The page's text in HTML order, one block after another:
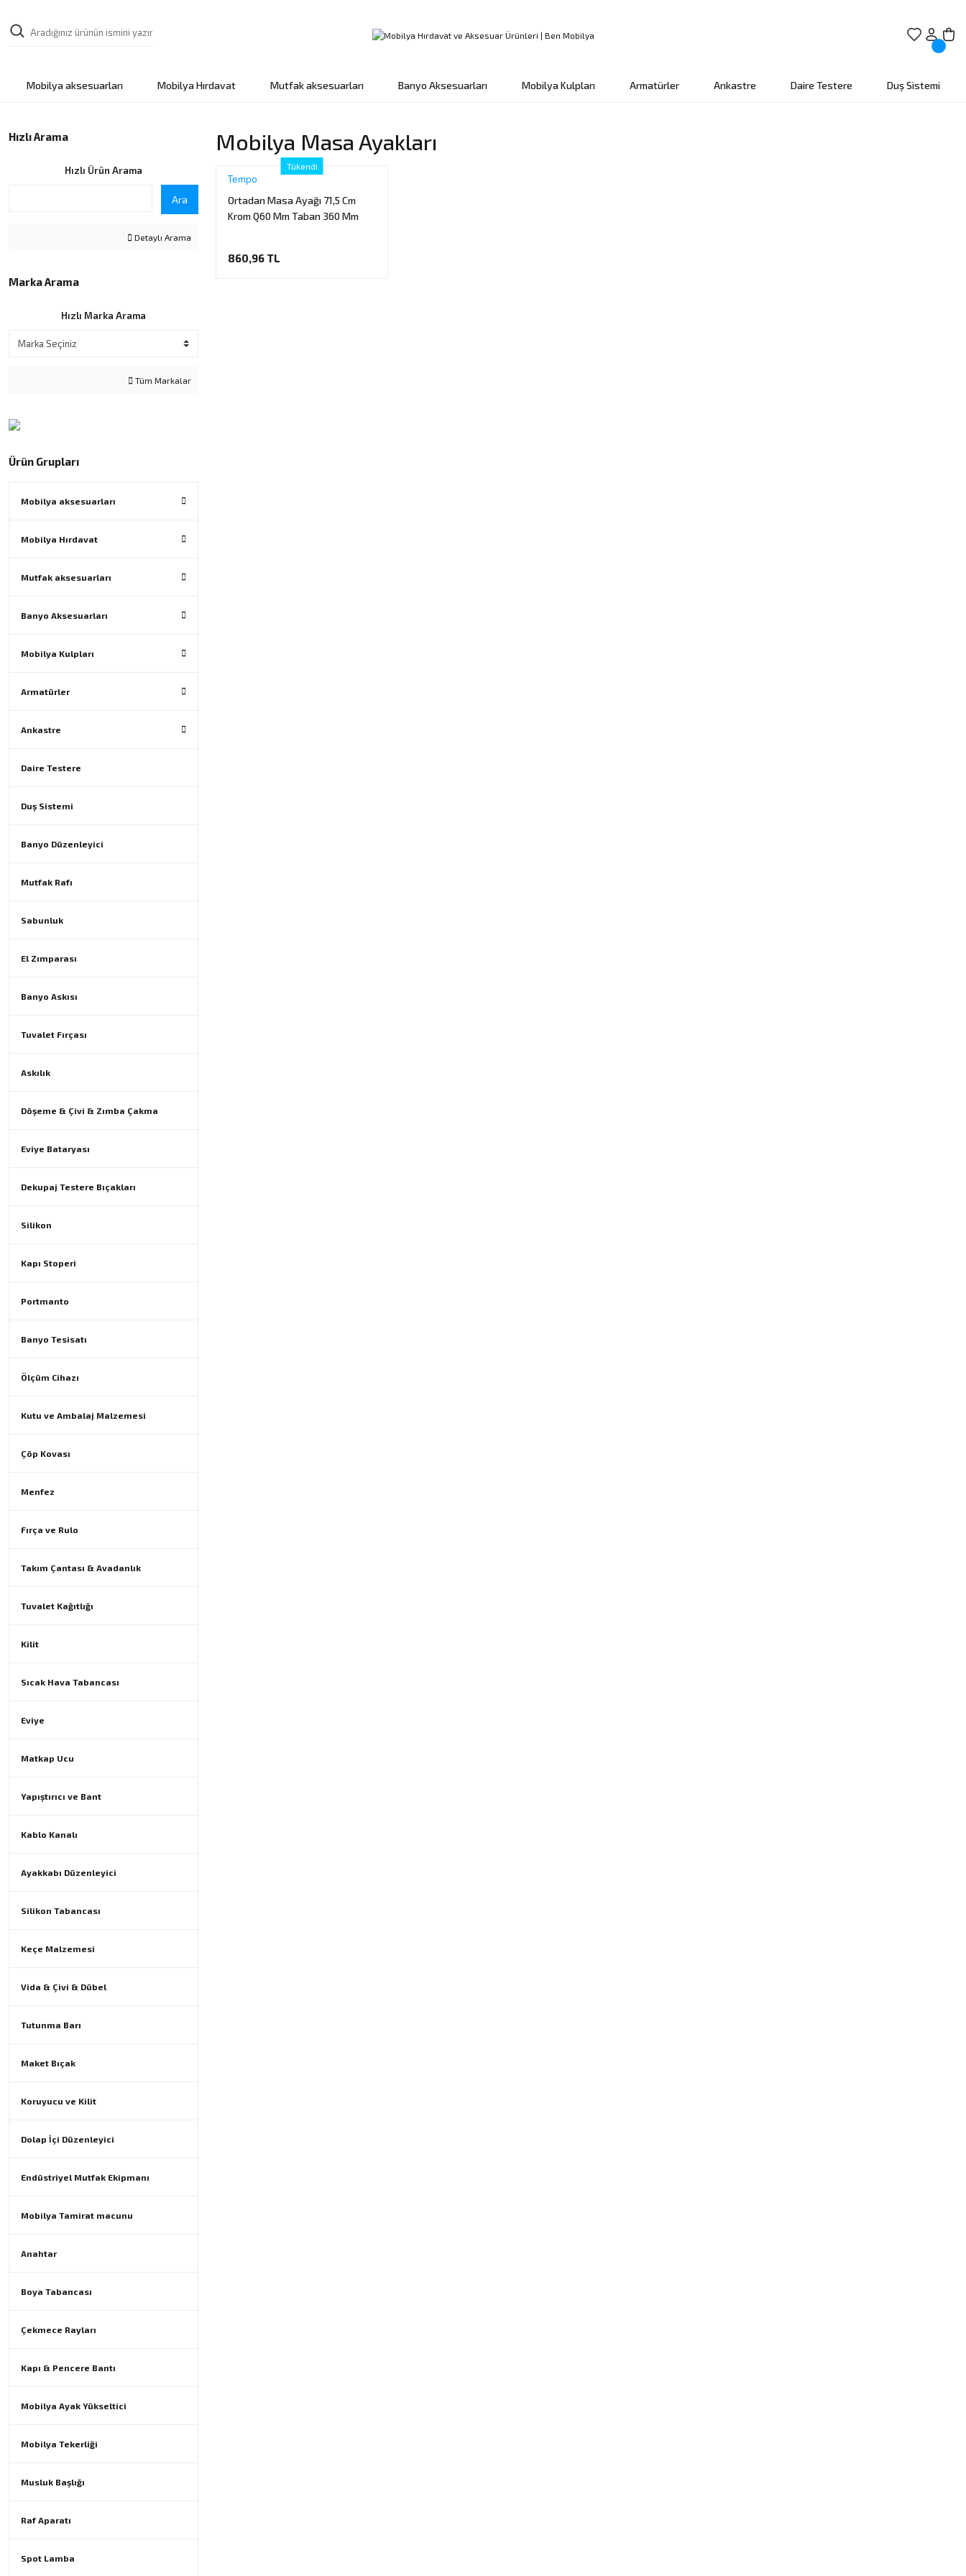
Mobilya aksesuarları Mobilya Hırdavat Mutfak aksesuarları Banyo Aksesuarları Mobilya Kulpları Armatürler Ankastre Daire Testere Duş Sistemi
Hızlı Arama
Hızlı Ürün Arama
Ara
Detaylı Arama
Marka Arama
Hızlı Marka Arama
Tüm Markalar
Ürün Grupları
Mobilya aksesuarları
Mobilya Hırdavat
Mutfak aksesuarları
Banyo Aksesuarları
Mobilya Kulpları
Armatürler
Ankastre
Daire Testere
Duş Sistemi
Banyo Düzenleyici
Mutfak Rafı
Sabunluk
El Zımparası
Banyo Askısı
Tuvalet Fırçası
Askılık
Döşeme & Çivi & Zımba Çakma
Eviye Bataryası
Dekupaj Testere Bıçakları
Silikon
Kapı Stoperi
Portmanto
Banyo Tesisatı
Ölçüm Cihazı
Kutu ve Ambalaj Malzemesi
Çöp Kovası
Menfez
Fırça ve Rulo
Takım Çantası & Avadanlık
Tuvalet Kağıtlığı
Kilit
Sıcak Hava Tabancası
Eviye
Matkap Ucu
Yapıştırıcı ve Bant
Kablo Kanalı
Ayakkabı Düzenleyici
Silikon Tabancası
Keçe Malzemesi
Vida & Çivi & Dübel
Tutunma Barı
Maket Bıçak
Koruyucu ve Kilit
Dolap İçi Düzenleyici
Endüstriyel Mutfak Ekipmanı
Mobilya Tamirat macunu
Anahtar
Boya Tabancası
Çekmece Rayları
Kapı & Pencere Bantı
Mobilya Ayak Yükseltici
Mobilya Tekerliği
Musluk Başlığı
Raf Aparatı
Spot Lamba
Mobilya Masa Ayakları
Tükendi
Tempo
Ortadan Masa Ayağı 71,5 Cm
Krom Q60 Mm Taban 360 Mm
860,96 TL